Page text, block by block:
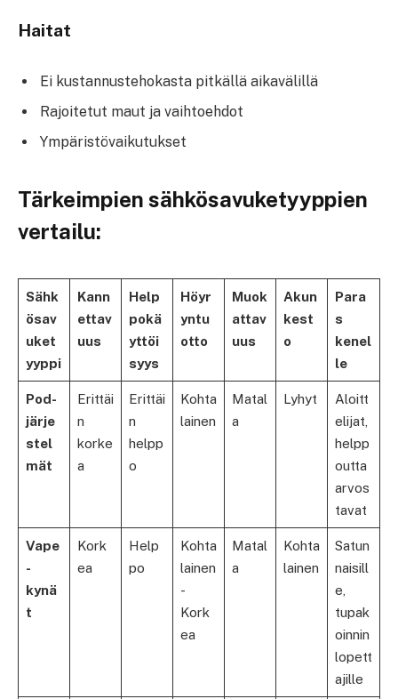
Haitat
Ei kustannustehokasta pitkällä aikavälillä
Rajoitetut maut ja vaihtoehdot
Ympäristövaikutukset
Tärkeimpien sähkösavuketyyppien
vertailu:
Sähk
ösav
uket
yyppi
Kann
ettav
uus
Help
pokä
yttöi
syys
Höyr
yntu
otto
Muok
attav
uus
Akun
kest
o
Para
s
kenel
le
Pod-
järje
stel
mät
Erittäi
n
korke
a
Erittäi
n
helpp
o
Kohta
lainen
Matal
a
Lyhyt
Aloitt
elijat,
helpp
outta
arvos
tavat
Vape
-
kynä
t
Kork
ea
Help
po
Kohta
lainen
-
Kork
ea
Matal
a
Kohta
lainen
Satun
naisill
e,
tupak
oinnin
lopett
ajille